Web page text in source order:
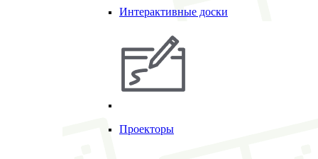
Интерактивные доски
Проекторы